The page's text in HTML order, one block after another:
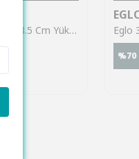
Eglo 43356 "BITTAMS" 148.5 Cm Yüksekliğinde Siyah Çelik Köşe Lambası Lambader
%70